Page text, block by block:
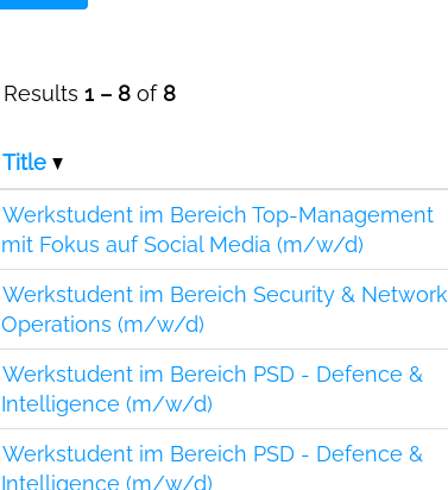
Results 1 – 8 of 8
Title
Werkstudent im Bereich Top-Management
mit Fokus auf Social Media (m/w/d)
Werkstudent im Bereich Security & Network
Operations (m/w/d)
Werkstudent im Bereich PSD - Defence &
Intelligence (m/w/d)
Werkstudent im Bereich PSD - Defence &
Intelligence (m/w/d)